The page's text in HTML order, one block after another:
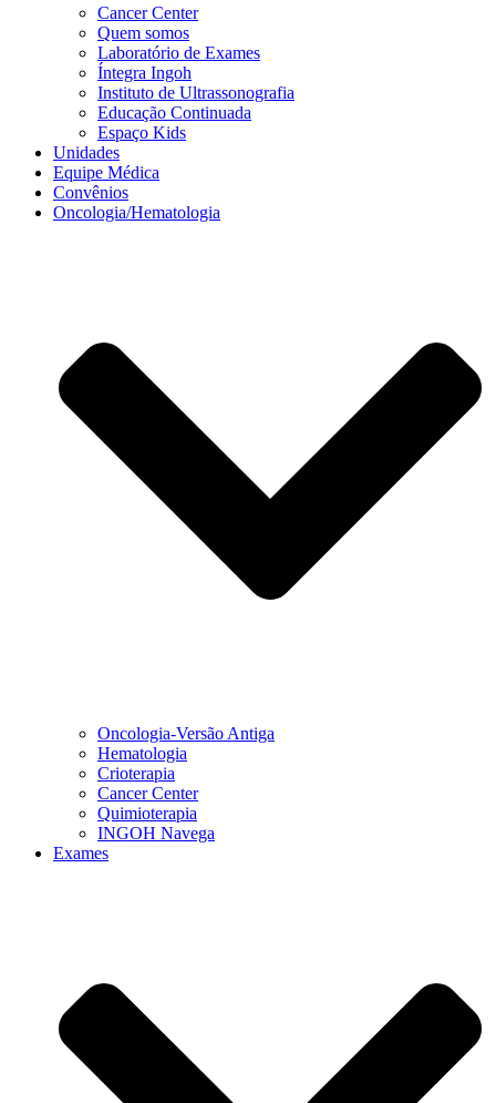
Cancer Center
Quem somos
Laboratório de Exames
Íntegra Ingoh
Instituto de Ultrassonografia
Educação Continuada
Espaço Kids
Unidades
Equipe Médica
Convênios
Oncologia/Hematologia
Oncologia-Versão Antiga
Hematologia
Crioterapia
Cancer Center
Quimioterapia
INGOH Navega
Exames